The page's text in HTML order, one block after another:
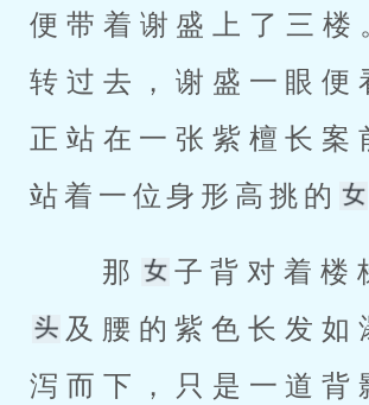
便带着谢盛上了三楼
转过去，谢盛一眼便
正站在一张紫檀长案
站着一位身形高挑的
那 子背对着楼
及腰的紫色长发如
泻而下，只是一道背